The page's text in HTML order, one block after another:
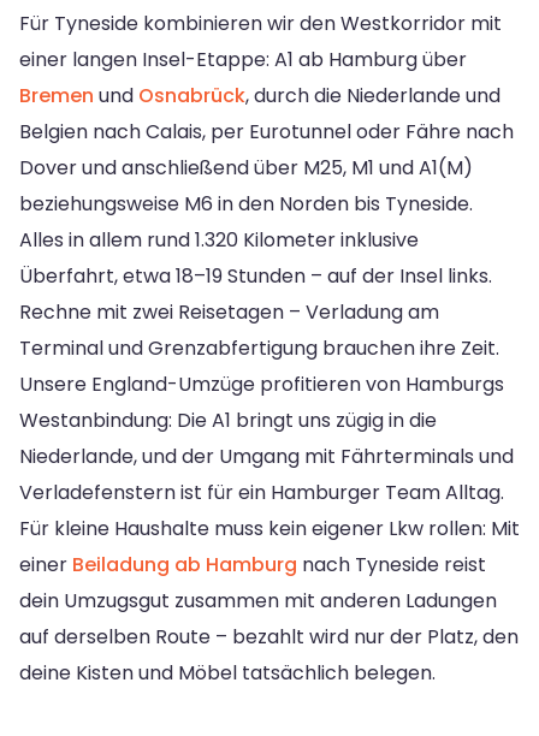
Für Tyneside kombinieren wir den Westkorridor mit
einer langen Insel-Etappe: A1 ab Hamburg über
Bremen und Osnabrück, durch die Niederlande und
Belgien nach Calais, per Eurotunnel oder Fähre nach
Dover und anschließend über M25, M1 und A1(M)
beziehungsweise M6 in den Norden bis Tyneside.
Alles in allem rund 1.320 Kilometer inklusive
Überfahrt, etwa 18–19 Stunden – auf der Insel links.
Rechne mit zwei Reisetagen – Verladung am
Terminal und Grenzabfertigung brauchen ihre Zeit.
Unsere England-Umzüge profitieren von Hamburgs
Westanbindung: Die A1 bringt uns zügig in die
Niederlande, und der Umgang mit Fährterminals und
Verladefenstern ist für ein Hamburger Team Alltag.
Für kleine Haushalte muss kein eigener Lkw rollen: Mit
einer Beiladung ab Hamburg nach Tyneside reist
dein Umzugsgut zusammen mit anderen Ladungen
auf derselben Route – bezahlt wird nur der Platz, den
deine Kisten und Möbel tatsächlich belegen.